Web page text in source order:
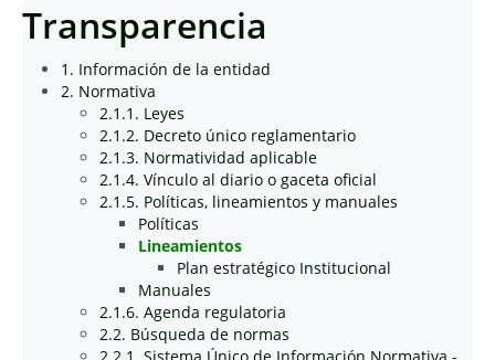
Transparencia
1. Información de la entidad
2. Normativa
2.1.1. Leyes
2.1.2. Decreto único reglamentario
2.1.3. Normatividad aplicable
2.1.4. Vínculo al diario o gaceta oficial
2.1.5. Políticas, lineamientos y manuales
Políticas
Lineamientos
Plan estratégico Institucional
Manuales
2.1.6. Agenda regulatoria
2.2. Búsqueda de normas